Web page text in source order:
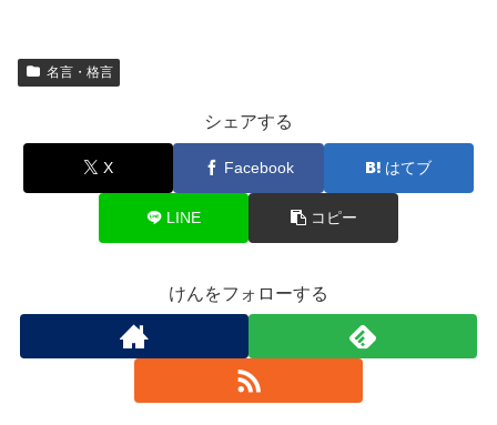
名言・格言
シェアする
X Facebook はてブ
LINE コピー
けんをフォローする